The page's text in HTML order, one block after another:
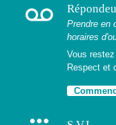
voicemail
Prendre en
horaires
Vous
Respect et